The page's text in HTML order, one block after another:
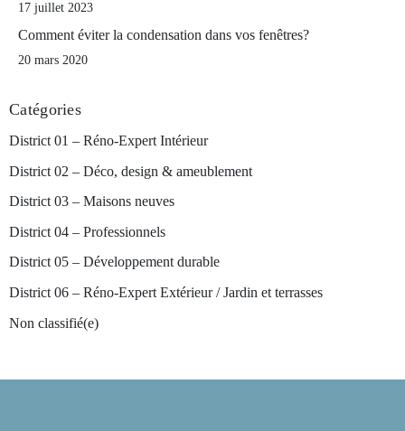
17 juillet 2023
Comment éviter la condensation dans vos fenêtres?
20 mars 2020
Catégories
District 01 – Réno-Expert Intérieur
District 02 – Déco, design & ameublement
District 03 – Maisons neuves
District 04 – Professionnels
District 05 – Développement durable
District 06 – Réno-Expert Extérieur / Jardin et terrasses
Non classifié(e)